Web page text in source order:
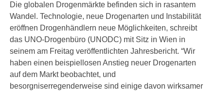
Die globalen Drogenmärkte befinden sich in rasantem
Wandel. Technologie, neue Drogenarten und Instabilität
eröffnen Drogenhändlern neue Möglichkeiten, schreibt
das UNO-Drogenbüro (UNODC) mit Sitz in Wien in
seinem am Freitag veröffentlichten Jahresbericht. “Wir
haben einen beispiellosen Anstieg neuer Drogenarten
auf dem Markt beobachtet, und
besorgniserregenderweise sind einige davon wirksamer